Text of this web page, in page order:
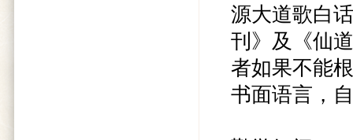
源大道歌白
刊》及《仙
者如果不能
书面语言，